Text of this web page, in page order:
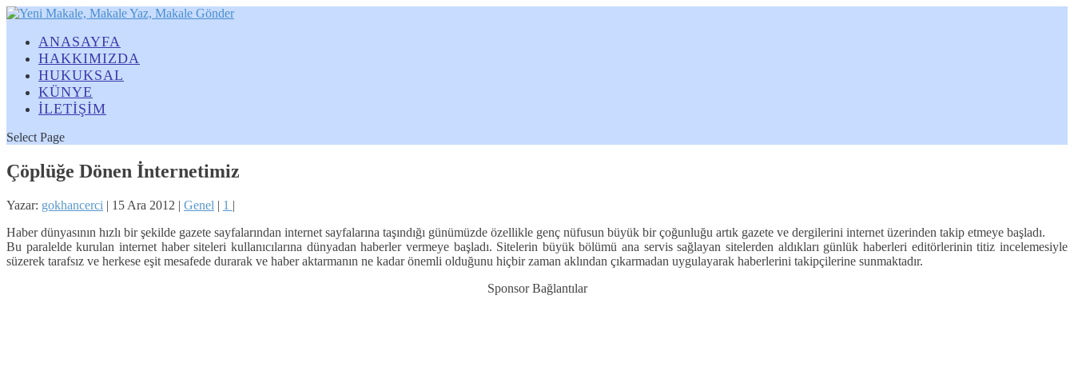
ANASAYFA
HAKKIMIZDA
HUKUKSAL
KÜNYE
İLETİŞİM
Select Page
Çöplüğe Dönen İnternetimiz
Yazar: gokhancerci | 15 Ara 2012 | Genel | 1 |
Haber dünyasının hızlı bir şekilde gazete sayfalarından internet sayfalarına taşındığı günümüzde özellikle genç nüfusun büyük bir çoğunluğu artık gazete ve dergilerini internet üzerinden takip etmeye başladı.
Bu paralelde kurulan internet haber siteleri kullanıcılarına dünyadan haberler vermeye başladı. Sitelerin büyük bölümü ana servis sağlayan sitelerden aldıkları günlük haberleri editörlerinin titiz incelemesiyle
süzerek tarafsız ve herkese eşit mesafede durarak ve haber aktarmanın ne kadar önemli olduğunu hiçbir zaman aklından çıkarmadan uygulayarak haberlerini takipçilerine sunmaktadır.
Sponsor Bağlantılar